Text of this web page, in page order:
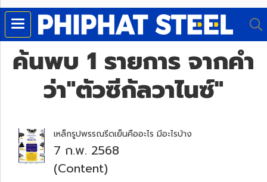
ค้นพบ 1 รายการ จากคำ
ว่า"ตัวซีกัลวาไนซ์"
เหล็กรูปพรรณรีดเย็นคืออะไร มีอะไรบ้าง
7 ก.พ. 2568
(Content)